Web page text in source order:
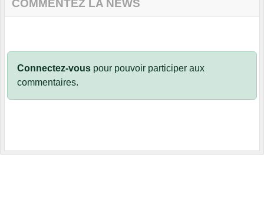
COMMENTEZ LA NEWS
Connectez-vous pour pouvoir participer aux
commentaires.